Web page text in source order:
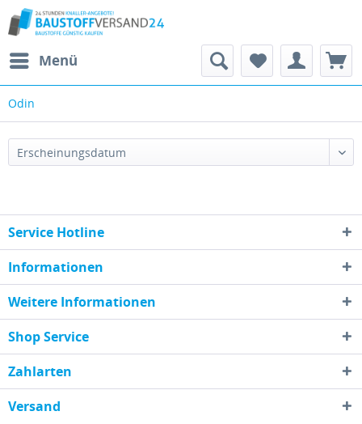
Menü
Odin
Service Hotline
Informationen
Weitere Informationen
Shop Service
Zahlarten
Versand